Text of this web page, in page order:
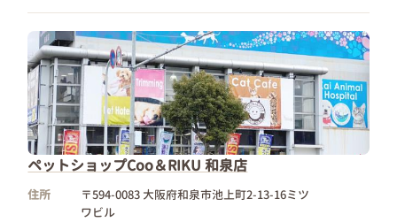
ペットショップCoo＆RIKU 和泉店
住所
〒594-0083 大阪府和泉市池上町2-13-16ミツ
ワビル